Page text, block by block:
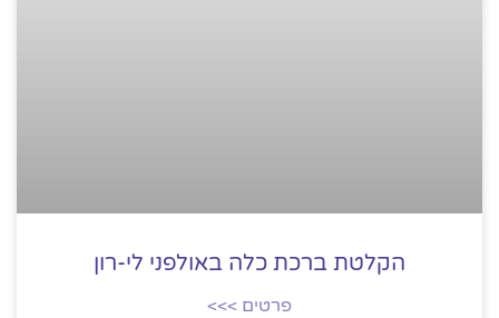
הקלטת ברכת כלה באולפני לי-רון
פרטים >>>